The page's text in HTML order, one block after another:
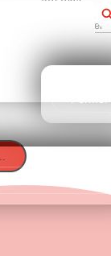
Sélectionner
Fermer